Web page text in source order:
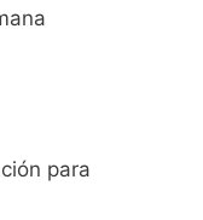
para